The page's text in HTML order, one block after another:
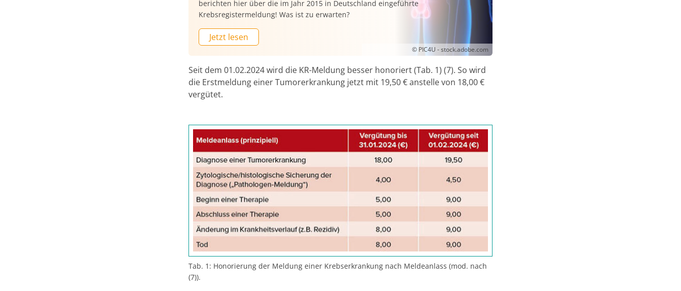
berichten hier über die im Jahr 2015 in Deutschland eingeführte
Krebsregistermeldung! Was ist zu erwarten?
Jetzt lesen
© PIC4U - stock.adobe.com
Seit dem 01.02.2024 wird die KR-Meldung besser honoriert (Tab. 1) (7). So wird
die Erstmeldung einer Tumor­erkrankung jetzt mit 19,50 € anstelle von 18,00 €
vergütet.
Tab. 1: Honorierung der Meldung einer Krebserkrankung nach Meldeanlass (mod. nach
(7)).